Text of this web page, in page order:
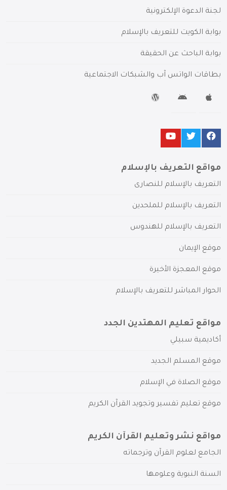
لجنة الدعوة الإلكترونية
بوابة الكويت للتعريف بالإسلام
بوابة الباحث عن الحقيقة
بطاقات الواتس آب والشبكات الاجتماعية
مواقع التعريف بالإسلام
التعريف بالإسلام للنصارى
التعريف بالإسلام للملحدين
التعريف بالإسلام للهندوس
موقع الإيمان
موقع المعجزة الأخيرة
الحوار المباشر للتعريف بالإسلام
مواقع تعليم المهتدين الجدد
أكاديمية سبيلي
موقع المسلم الجديد
موقع الصلاة في الإسلام
موقع تعليم تفسير وتجويد القرآن الكريم
مواقع نشر وتعليم القرآن الكريم
الجامع لعلوم القرآن وترجماته
السنة النبوية وعلومها